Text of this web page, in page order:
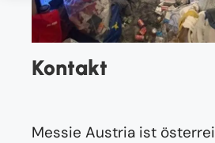
Kontakt
Messie Austria ist